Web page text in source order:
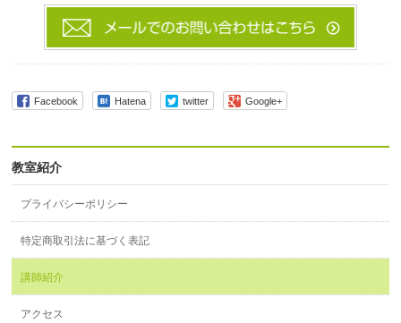
Facebook Hatena twitter Google+
教室紹介
プライバシーポリシー
特定商取引法に基づく表記
講師紹介
アクセス